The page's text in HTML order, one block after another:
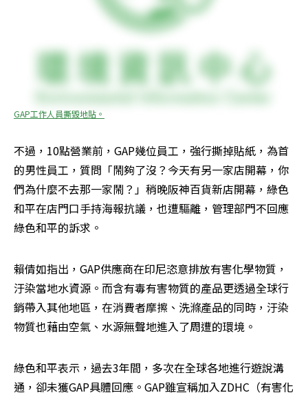
GAP工作人員撕毀地貼。
不過，10點營業前，GAP幾位員工，強行撕掉貼紙，為首
的男性員工，質問「鬧夠了沒？今天有另一家店開幕，你
們為什麼不去那一家鬧？」稍晚阪神百貨新店開幕，綠色
和平在店門口手持海報抗議，也遭驅離，管理部門不回應
綠色和平的訴求。
賴倩如指出，GAP供應商在印尼恣意排放有害化學物質，
汙染當地水資源。而含有毒有害物質的產品更透過全球行
銷帶入其他地區，在消費者摩擦、洗滌產品的同時，汙染
物質也藉由空氣、水源無聲地進入了周遭的環境。
綠色和平表示，過去3年間，多次在全球各地進行遊說溝
通，卻未獲GAP具體回應。GAP雖宣稱加入ZDHC（有害化